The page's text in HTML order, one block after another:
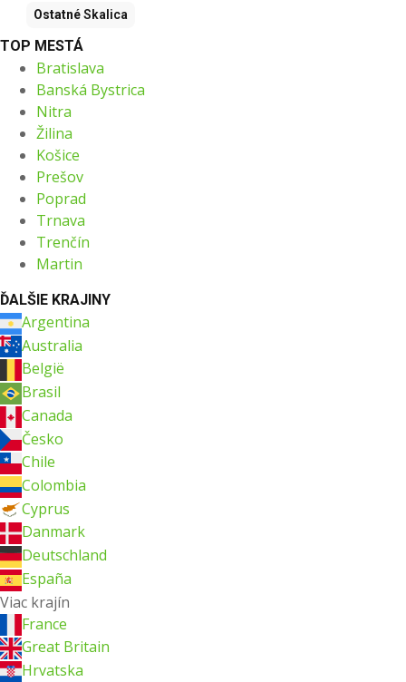
OstatnéSkalica
TOP MESTÁ
Bratislava
Banská Bystrica
Nitra
Žilina
Košice
Prešov
Poprad
Trnava
Trenčín
Martin
ĎALŠIE KRAJINY
Argentina
Australia
België
Brasil
Canada
Česko
Chile
Colombia
Cyprus
Danmark
Deutschland
España
Viac krajín
France
Great Britain
Hrvatska